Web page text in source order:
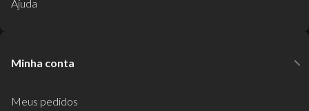
Ajuda
Minha conta
Meus pedidos